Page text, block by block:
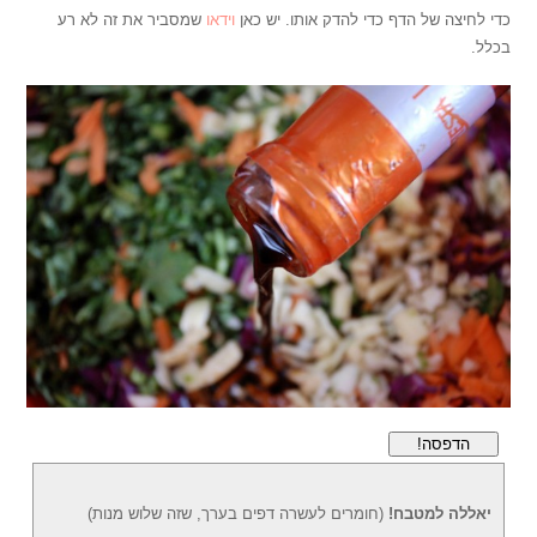
כדי לחיצה של הדף כדי להדק אותו. יש כאןוידאו שמסביר את זה לא רע
בכלל.
הדפסה!
יאללה למטבח! (חומרים לעשרה דפים בערך, שזה שלוש מנות)